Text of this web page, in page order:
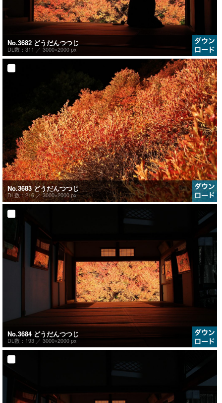
No.3682 どうだんつつじ
DL数：311 ／ 3000×2000 px
No.3683 どうだんつつじ
DL数：216 ／3000×2000 px
No.3684 どうだんつつじ
DL数：193 ／ 3000×2000 px